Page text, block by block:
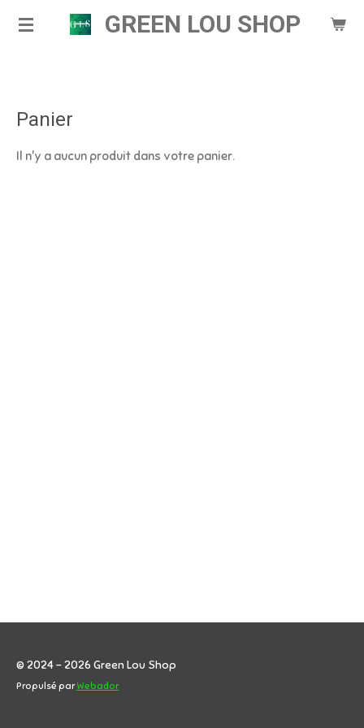
Passer
GREEN LOU SHOP
Panier
Il n'y a aucun produit dans votre panier.
© 2024 - 2026 Green Lou Shop
Propulsé parWebador